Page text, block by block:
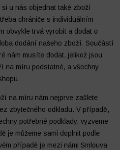
si u nás objednat také zboží
chrániče s individuálním
obvykle trvá vyrobit a dodat o
dodání našeho zboží. Součástí
nám musíte dodat, jelikož jsou
na míru podstatné, a všechny
na míru nám nejprve zašlete
zbytečného odkladu. V případě,
potřebné podklady, vyzveme
je můžeme sami doplnit podle
případě je mezi námi Smlouva